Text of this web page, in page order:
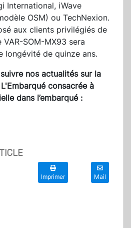
International, iWave
OSM) ou TechNexion.
aux clients privilégiés de
SOM-MX93 sera
longévité de quinze ans.
nos actualités sur la
consacrée à
dans l’embarqué :
Imprimer Mail